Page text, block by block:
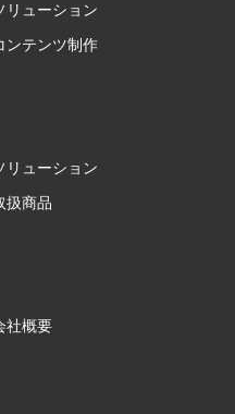
リューション
ンテンツ制作
リューション
扱商品
社概要